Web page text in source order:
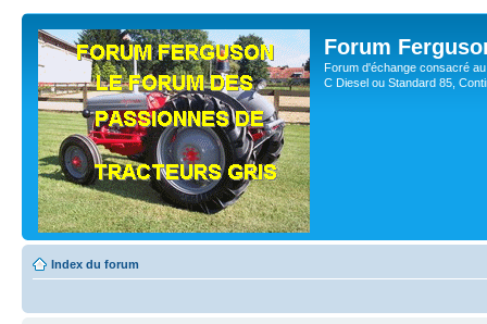
Forum
Forum d'échange consacré
C Diesel ou Standard 85,
Index du forum